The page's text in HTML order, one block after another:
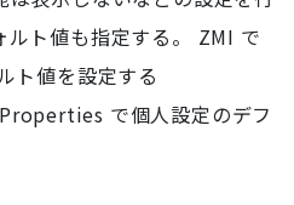
ルト値も指定する。 ZMI で
ト値を設定する
で個人設定のデフ